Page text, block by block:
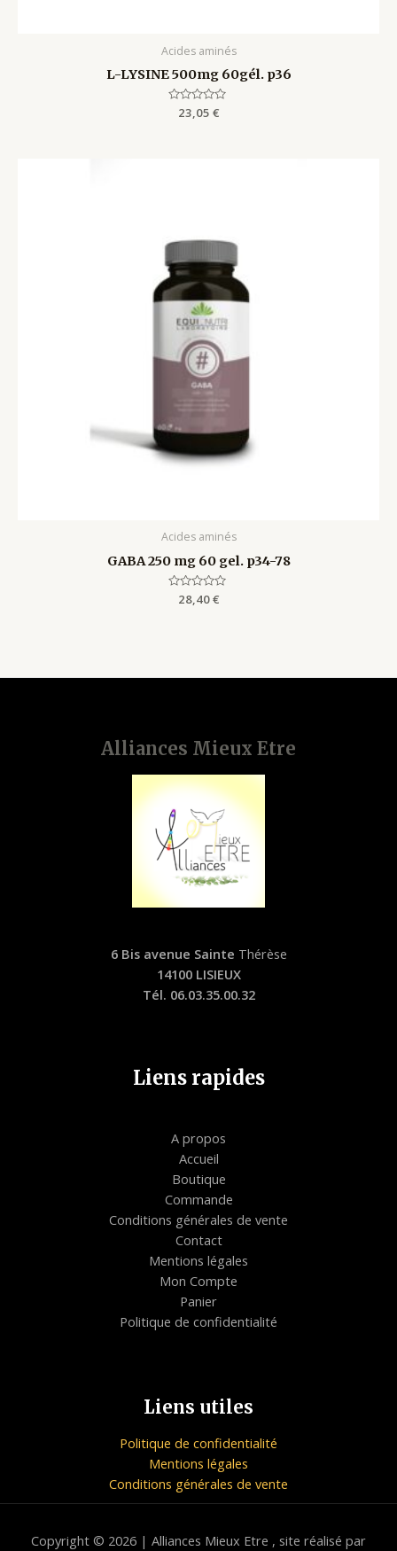
Acides aminés
L-LYSINE 500mg 60gél. p36
Rated
23,05 €
Acides aminés
GABA 250 mg 60 gel. p34-78
Rated
28,40€
Alliances Mieux Etre
6 Bis avenue Sainte Thérèse
14100 LISIEUX
Tél. 06.03.35.00.32
Liens rapides
A propos
Accueil
Boutique
Commande
Conditions générales de vente
Contact
Mentions légales
Mon Compte
Panier
Politique de confidentialité
Liens utiles
Politique de confidentialité
Mentions légales
Conditions générales de vente
Copyright © 2026 | Alliances Mieux Etre , site réalisé par